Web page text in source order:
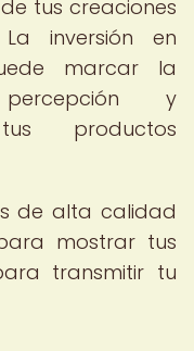
tus creaciones
inversión en
marcar la
y
productos
de alta calidad
mostrar tus
transmitir tu